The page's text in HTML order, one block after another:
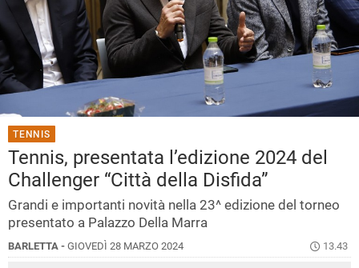
TENNIS
Tennis, presentata l’edizione 2024 del
Challenger “Città della Disfida”
Grandi e importanti novità nella 23^ edizione del torneo
presentato a Palazzo Della Marra
BARLETTA - GIOVEDÌ 28 MARZO 2024 13.43